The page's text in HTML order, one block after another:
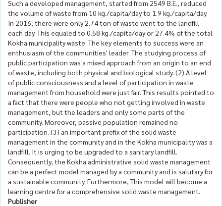
Such a developed management, started from 2549 B.E., reduced
the volume of waste from 10 kg./capita/day to 1.9 kg./capita/day.
In 2016, there were only 2.74 ton of waste went to the landfill
each day. This equaled to 0.58 kg./capita/day or 27.4% of the total
Kokha municipality waste. The key elements to success were an
enthusiasm of the communities' leader. The studying process of
public participation was a mixed approach from an origin to an end
of waste, including both physical and biological study. (2) A level
of public consciousness and a level of participation in waste
management from household were just fair. This results pointed to
a fact that there were people who not getting involved in waste
management, but the leaders and only some parts of the
community. Moreover, passive population remained no
participation. (3) an important prefix of the solid waste
management in the community and in the Kokha municipality was a
landfill. It is urging to be upgraded to a sanitary landfill.
Consequently, the Kokha administrative solid waste management
can be a perfect model managed by a community and is salutary for
a sustainable community. Furthermore, This model will become a
learning centre for a comprehensive solid waste management.
Publisher